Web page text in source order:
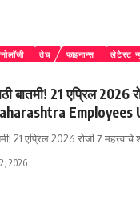
तेच फाइनान्स
लेटेस्ट
बातमी! 21 एप्रिल 2026
Employees
21 एप्रिल 2026 रोजी 7 महत्त्वाचे
2026